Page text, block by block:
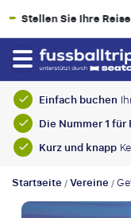
100% Finanzielle
Einfach buchen
Die Nummer 1
Kurz und knapp
Startseite/Vereine/